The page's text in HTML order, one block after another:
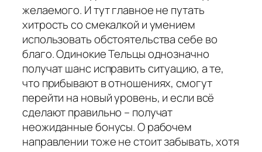
желаемого. И тут главное не путать
хитрость со смекалкой и умением
использовать обстоятельства себе во
благо. Одинокие Тельцы однозначно
получат шанс исправить ситуацию, а те,
что прибывают в отношениях, смогут
перейти на новый уровень, и если всё
сделают правильно – получат
неожиданные бонусы. О рабочем
направлении тоже не стоит забывать, хотя